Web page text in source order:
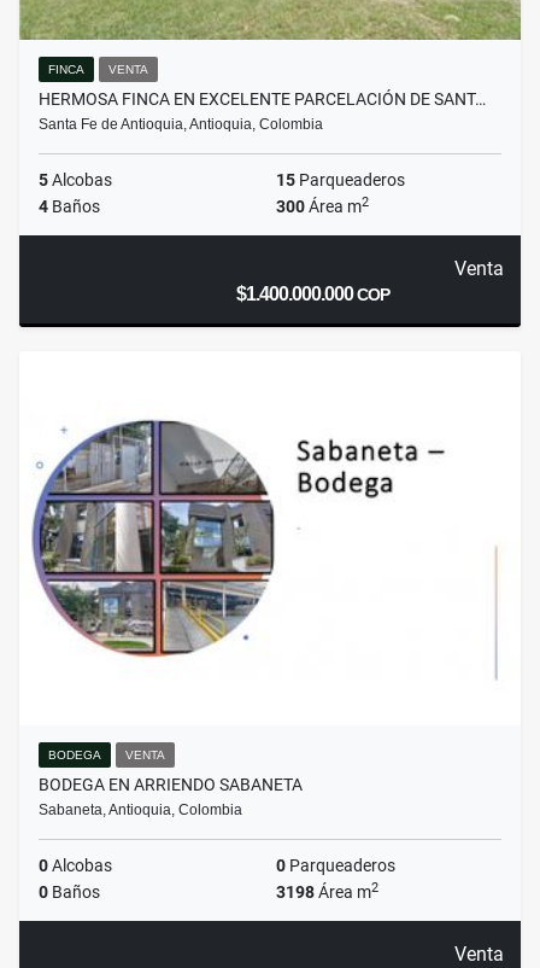
FINCA VENTA
HERMOSA FINCA EN EXCELENTE PARCELACIÓN DE SANT…
Santa Fe de Antioquia, Antioquia, Colombia
5Alcobas 15 Parqueaderos
4 Baños 300Área m2
Venta
$1.400.000.000COP
BODEGA VENTA
BODEGA EN ARRIENDO SABANETA
Sabaneta, Antioquia, Colombia
0Alcobas 0 Parqueaderos
0 Baños 3198Área m2
Venta